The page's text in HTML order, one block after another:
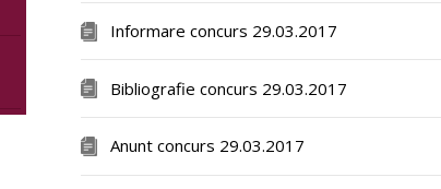
Informare concurs 29.03.2017
Bibliografie concurs 29.03.2017
Anunt concurs 29.03.2017